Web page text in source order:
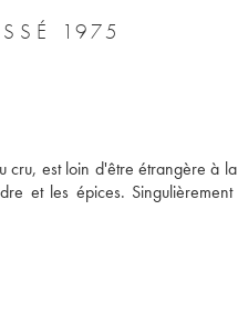
CHÂTEAU DUCRU BEAUCAILLOU 2ÈME GRAND CRU CLASSÉ 1975
cru, est loin d'être étrangère à
et les épices.